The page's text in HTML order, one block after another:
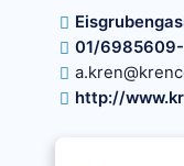
01/
http://